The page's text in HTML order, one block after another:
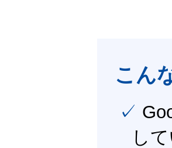
こん
✓ Google Workspace（旧G Suite） を社内で導入
し